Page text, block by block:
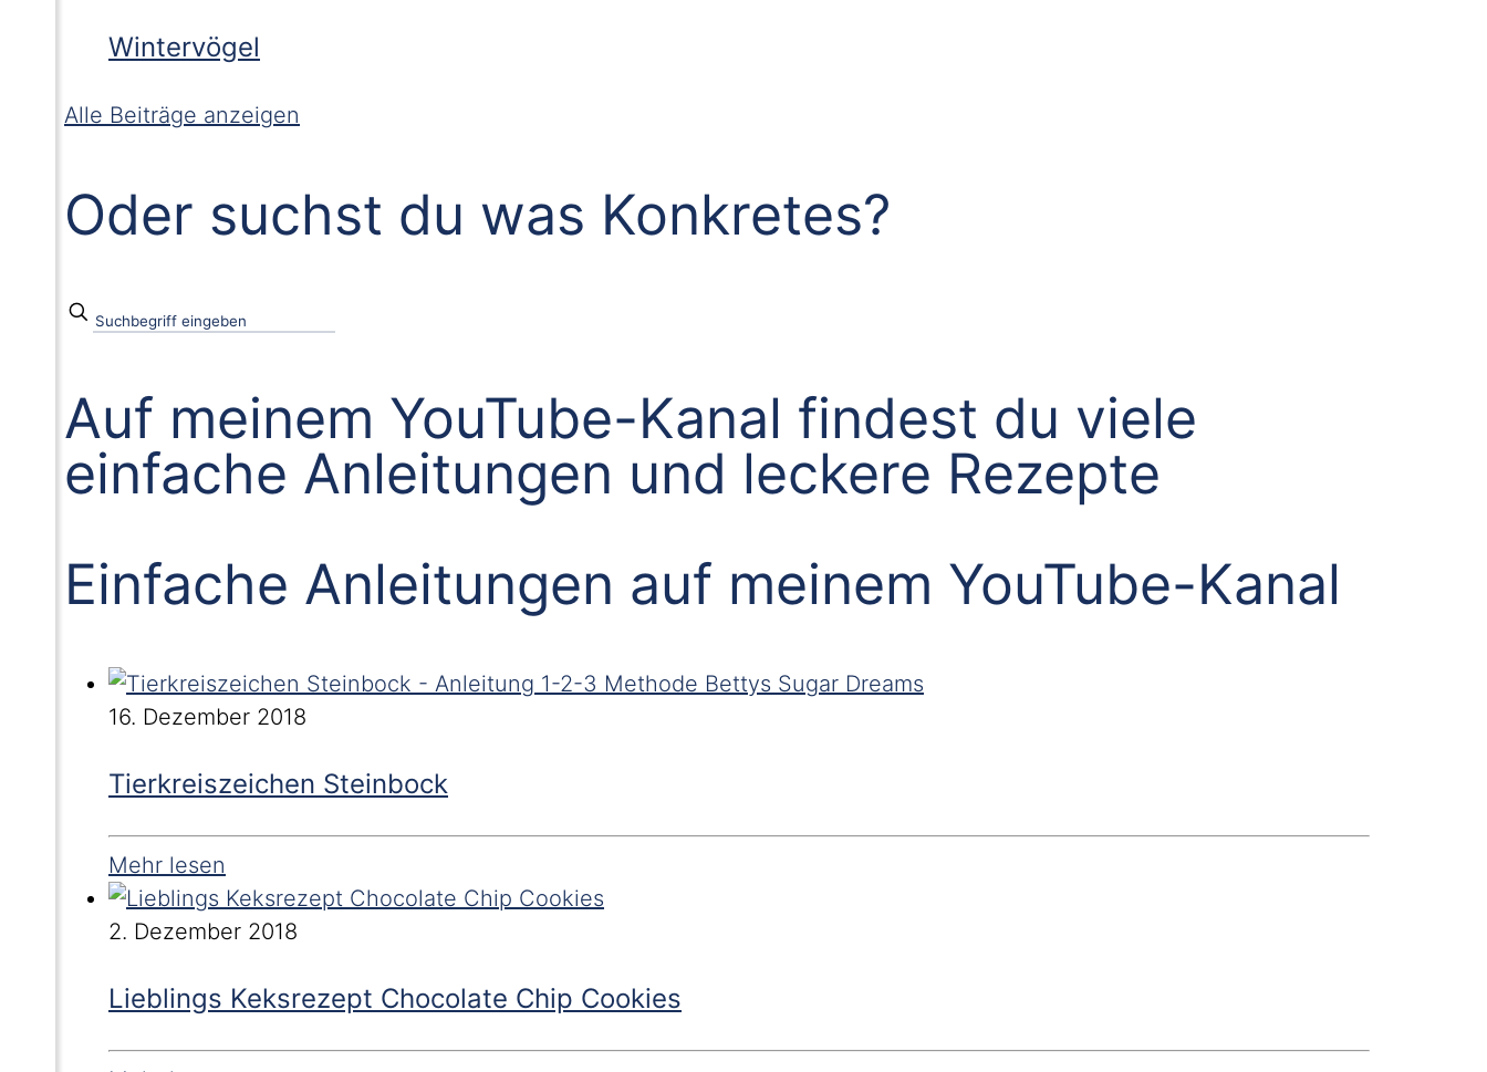
Wintervögel
Alle Beiträge anzeigen
Oder suchst du was Konkretes?
Auf meinem YouTube-Kanal findest du viele
einfache Anleitungen und leckere Rezepte
Einfache Anleitungen auf meinem YouTube-Kanal
16. Dezember 2018
Tierkreiszeichen Steinbock
Mehr lesen
2. Dezember 2018
Lieblings Keksrezept Chocolate Chip Cookies